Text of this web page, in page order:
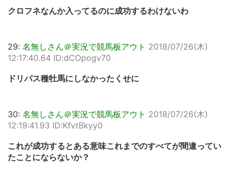
クロフネなんか入ってるのに成功するわけないわ
29: 名無しさん＠実況で競馬板アウト 2018/07/26(木)
12:17:40.64 ID:dCOpogv70
ドリパス種牡馬にしなかったくせに
30: 名無しさん＠実況で競馬板アウト 2018/07/26(木)
12:19:41.93 ID:KfvtBkyy0
これが成功するとある意味これまでのすべてが間違ってい
たことにならないか？